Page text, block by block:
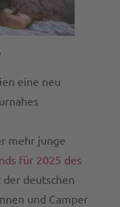
eine neu
mehr junge
für 2025 des
der deutschen
und Camper